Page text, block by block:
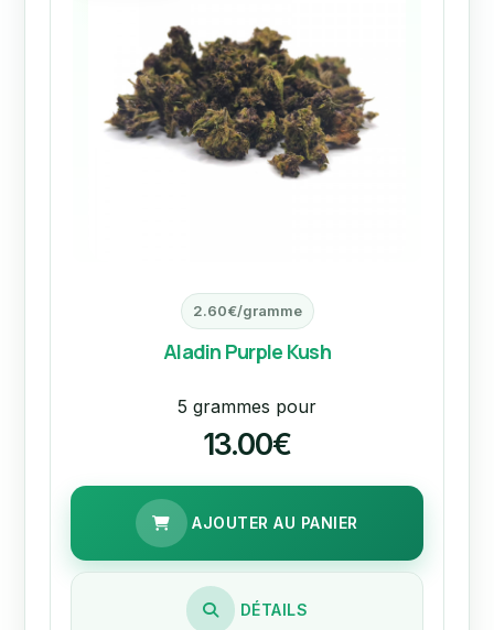
2.60€/gramme
Aladin Purple Kush
5 grammes pour
13.00€
AJOUTER AU PANIER
DÉTAILS